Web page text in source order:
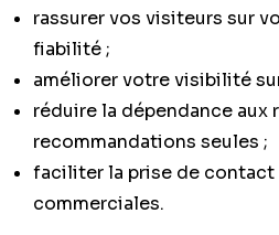
rassurer vos visiteurs sur
fiabilité ;
améliorer votre visibilité
réduire la dépendance aux
recommandations seules ;
faciliter la prise de contact
commerciales.